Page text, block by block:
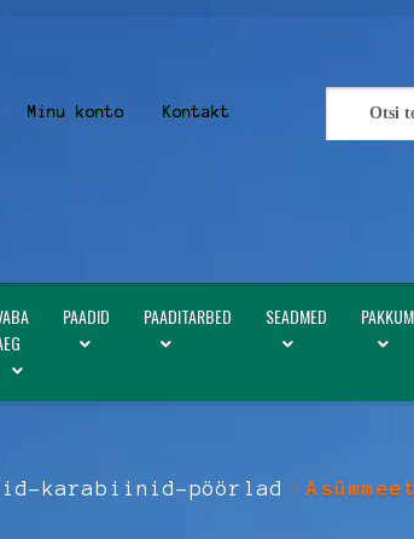
Minu konto Kontakt
PAADID PAADITARBED SEADMED
karabiinid-pöörlad